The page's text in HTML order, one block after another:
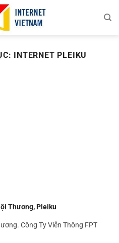
INTERNET PLEIKU
Thương, Pleiku
Công Ty Viễn Thông FPT